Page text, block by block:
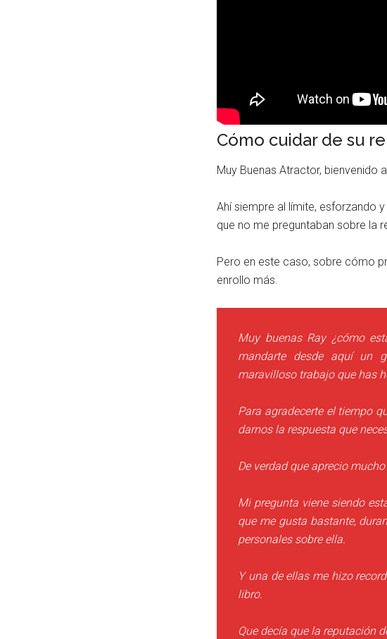
Cómo cuidar de su
Muy Buenas Atractor,
Ahí siempre al límite, esforzando
que no me preguntaban sobre la
Pero en este caso, sobre cómo
enrollo más.
Muy buenas Ray ¿cómo
mandarte desde aquí un
maravilloso trabajo que has
Para agradecerte el tiempo
darnos la respuesta que
De verdad que aprecio
Mi pregunta viene siendo
que me gusta bastante,
personales sobre ella.
Y una de ellas me hizo
libro.
Que decía que la reputación